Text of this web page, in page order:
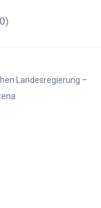
Landesregierung –